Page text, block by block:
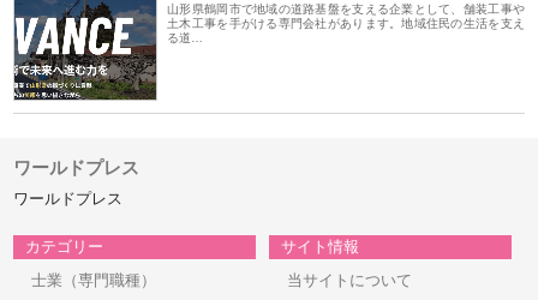
山形県鶴岡市で地域の道路基盤を支える企業として、舗装工事や
土木工事を手がける専門会社があります。地域住民の生活を支え
る道…
ワールドプレス
ワールドプレス
カテゴリー
士業（専門職種）
サイト情報
当サイトについて